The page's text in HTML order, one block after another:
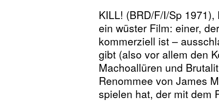
KILL! (BRD/F/I/Sp
ein wüster Film: einer,
kommerziell ist –
gibt (also vor allem den
Machoallüren und
Renommee von James
spielen hat, der mit dem